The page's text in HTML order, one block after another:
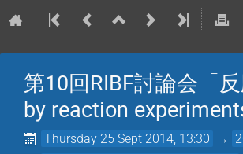
第10回RIBF討論会「
by reaction
Thursday 25 Sept 2014, 13:30 →